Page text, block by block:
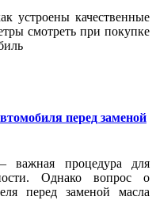
устроены качественные
смотреть при покупке
перед заменой
важная процедура для
Однако вопрос о
перед заменой масла